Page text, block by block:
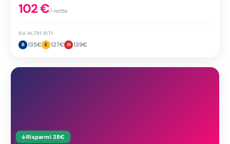
102€/ notte
SU ALTRI SITI
B 135€ E 127€ H 139€
↓Risparmi 38€